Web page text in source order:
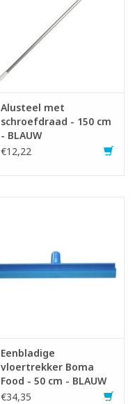
Alusteel met
schroefdraad - 150 cm
- BLAUW
€12,22
Eenbladige
vloertrekker Boma
Food - 50 cm - BLAUW
€34,35